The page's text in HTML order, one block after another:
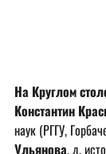
На Круглом
Константин
наук (РГГУ,
Ульянова, д.